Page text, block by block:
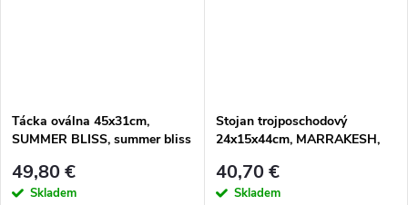
Tácka oválna 45x31cm,
SUMMER BLISS, summer bliss
49,80 €
Skladem
Stojan trojposchodový
24x15x44cm, MARRAKESH,
40,70 €
Skladem